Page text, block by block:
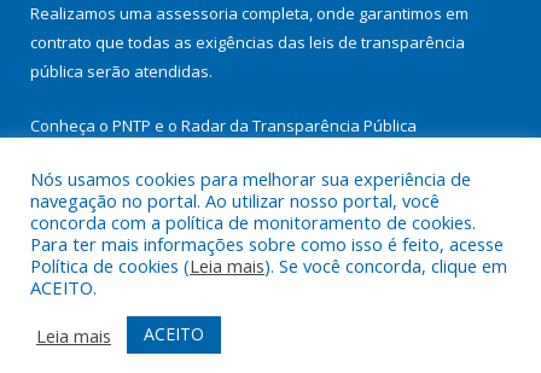
Realizamos uma assessoria completa, onde garantimos em
contrato que todas as exigências das leis de transparência
pública serão atendidas.
Conheça o PNTP e o Radar da Transparência Pública
Todos os direitos reservados a Prefeitura Municipal de
Itupiranga.
Mapa do Site
Acessar Área Administrativa
Acessar Webmail
Nós usamos cookies para melhorar sua experiência de
navegação no portal. Ao utilizar nosso portal, você
concorda com a política de monitoramento de cookies.
Para ter mais informações sobre como isso é feito, acesse
Política de cookies (Leia mais). Se você concorda, clique em
ACEITO.
Leia mais
ACEITO